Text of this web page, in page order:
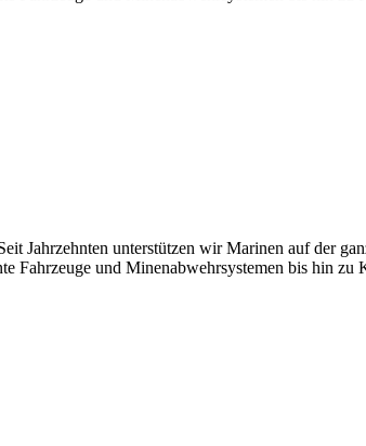
unterstützen wir Marinen auf der
Fahrzeuge und Minenabwehrsystemen bis hin